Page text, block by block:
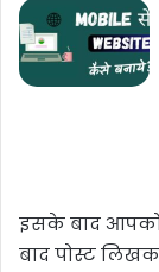
इसके बाद
बाद पोस्ट